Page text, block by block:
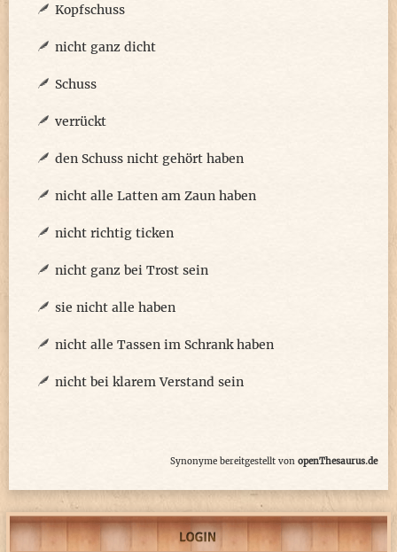
Kopfschuss
nicht ganz dicht
Schuss
verrückt
den Schuss nicht gehört haben
nicht alle Latten am Zaun haben
nicht richtig ticken
nicht ganz bei Trost sein
sie nicht alle haben
nicht alle Tassen im Schrank haben
nicht bei klarem Verstand sein
Synonyme bereitgestellt von openThesaurus.de